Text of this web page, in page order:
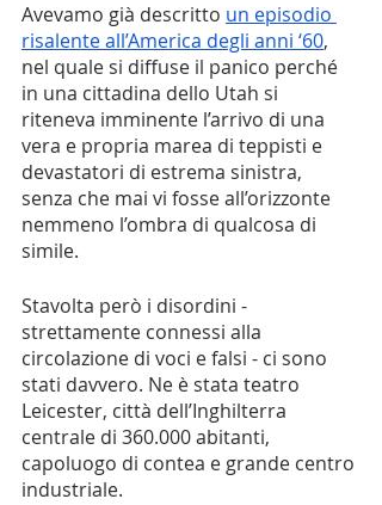
Avevamo già descritto un episodio
risalente all’America degli anni ‘60,
nel quale si diffuse il panico perché
in una cittadina dello Utah si
riteneva imminente l’arrivo di una
vera e propria marea di teppisti e
devastatori di estrema sinistra,
senza che mai vi fosse all’orizzonte
nemmeno l’ombra di qualcosa di
simile.
Stavolta però i disordini -
strettamente connessi alla
circolazione di voci e falsi - ci sono
stati davvero. Ne è stata teatro
Leicester, città dell’Inghilterra
centrale di 360.000 abitanti,
capoluogo di contea e grande centro
industriale.